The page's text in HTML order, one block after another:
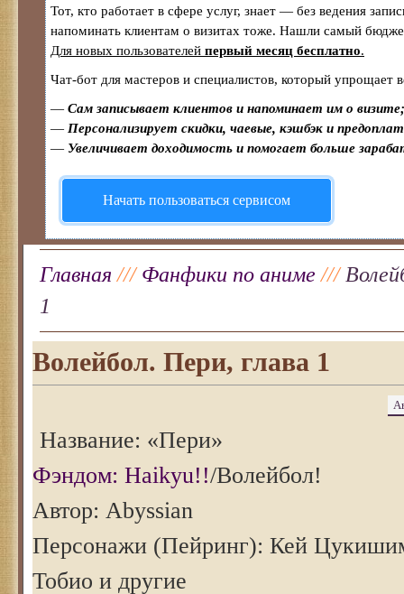
Тот, кто работает в сфере услуг, знает — без ведения
напоминать клиентам о визитах тоже. Нашли самый
Для новых пользователей первый месяц бесплатно.
Чат-бот для мастеров и специалистов, который упрощает
— Сам записывает клиентов и напоминает им о визите;
— Персонализирует скидки, чаевые, кэшбэк и
— Увеличивает доходимость и помогает больше
Начать пользоваться сервисом
Главная ///Фанфики по аниме ///
1
Волейбол. Пери, глава 1
Название: «Пери»
Фэндом: Haikyu!!/Волейбол!
Автор: Abyssian
Персонажи (Пейринг): Кей
Тобио и другие